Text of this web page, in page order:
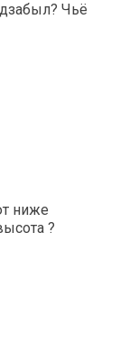
Чьё
ниже
?